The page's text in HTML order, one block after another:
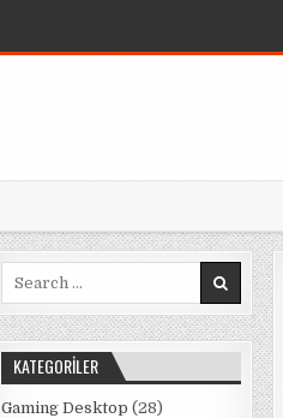
KATEGORILER
Gaming Desktop (28)